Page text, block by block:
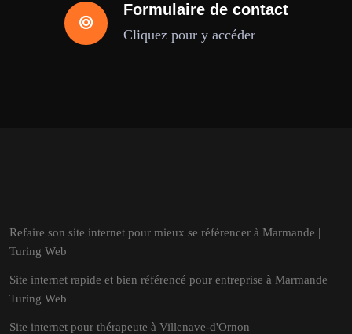
Formulaire de contact
Cliquez pour y accéder
Refaire son site internet pour mieux se référencer à Marmande |
Turing Web
Site internet rapide et bien référencé pour entreprise à Marmande |
Turing Web
Site internet pour thérapeute à Villenave-d'Ornon